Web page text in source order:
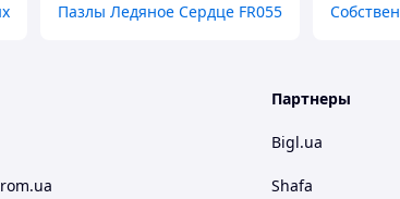
Пазлы Ледяное Сердце FR055
Партнеры
Bigl.ua
Shafa